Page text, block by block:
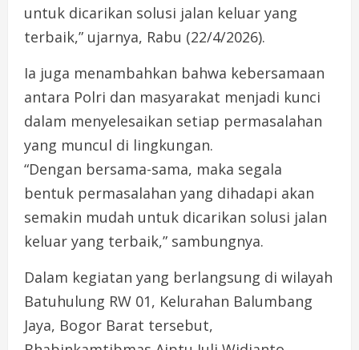
untuk dicarikan solusi jalan keluar yang
terbaik,” ujarnya, Rabu (22/4/2026).
Ia juga menambahkan bahwa kebersamaan
antara Polri dan masyarakat menjadi kunci
dalam menyelesaikan setiap permasalahan
yang muncul di lingkungan.
“Dengan bersama-sama, maka segala
bentuk permasalahan yang dihadapi akan
semakin mudah untuk dicarikan solusi jalan
keluar yang terbaik,” sambungnya.
Dalam kegiatan yang berlangsung di wilayah
Batuhulung RW 01, Kelurahan Balumbang
Jaya, Bogor Barat tersebut,